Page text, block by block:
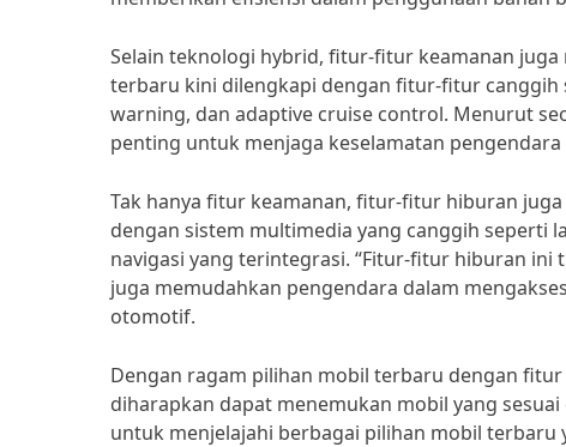
Selain teknologi hybrid, fitur-fitur keamanan
terbaru kini dilengkapi dengan fitur-fitur
warning, dan adaptive cruise control. Menurut
penting untuk menjaga keselamatan
Tak hanya fitur keamanan, fitur-fitur hiburan
dengan sistem multimedia yang canggih seperti
navigasi yang terintegrasi. “Fitur-fitur hiburan ini
juga memudahkan pengendara dalam
otomotif.
Dengan ragam pilihan mobil terbaru dengan
diharapkan dapat menemukan mobil yang
untuk menjelajahi berbagai pilihan mobil